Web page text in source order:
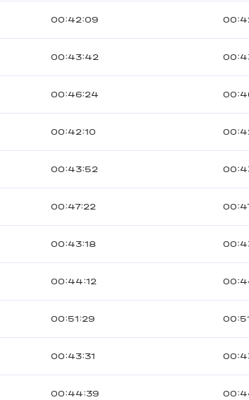
00:42:09
00:43:42
00:46:24
00:42:10
00:43:52
00:47:22
00:43:18
00:44:12
00:51:29
00:43:31
00:44:39